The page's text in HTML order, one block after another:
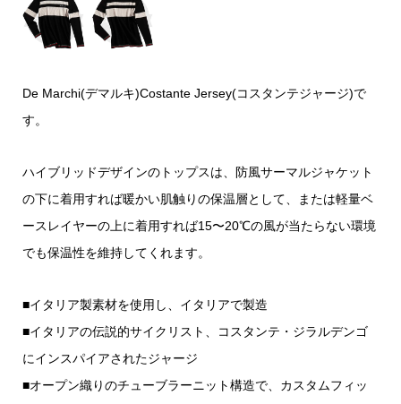
De Marchi(デマルキ)Costante Jersey(コスタンテジャージ)で
す。
ハイブリッドデザインのトップスは、防風サーマルジャケット
の下に着用すれば暖かい肌触りの保温層として、または軽量ベ
ースレイヤーの上に着用すれば15〜20℃の風が当たらない環境
でも保温性を維持してくれます。
■イタリア製素材を使用し、イタリアで製造
■イタリアの伝説的サイクリスト、コスタンテ・ジラルデンゴ
にインスパイアされたジャージ
■オープン織りのチューブラーニット構造で、カスタムフィッ